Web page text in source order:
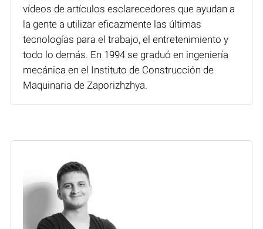
vídeos de artículos esclarecedores que ayudan a
la gente a utilizar eficazmente las últimas
tecnologías para el trabajo, el entretenimiento y
todo lo demás. En 1994 se graduó en ingeniería
mecánica en el Instituto de Construcción de
Maquinaria de Zaporizhzhya.